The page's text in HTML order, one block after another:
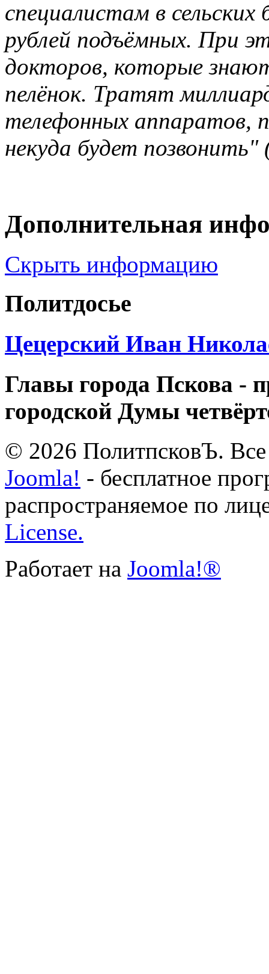
специалистам в
рублей подъёмных. При
докторов, которые
пелёнок. Тратят
телефонных аппаратов,
некуда будет позвонить"
Дополнительная
Скрыть информацию
Политдосье
Цецерский Иван
Главы города Пскова -
городской Думы
© 2026 ПолитпсковЪ.
Joomla! - бесплатное
распространяемое по
License.
Работает на Joomla!®